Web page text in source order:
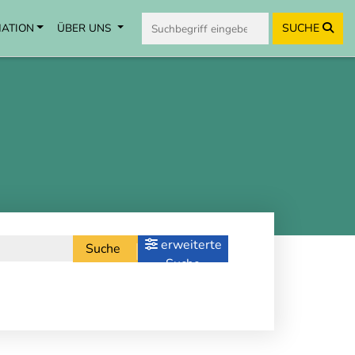
ÜBER UNS SUCHE
Suche
erweiterte
Suche